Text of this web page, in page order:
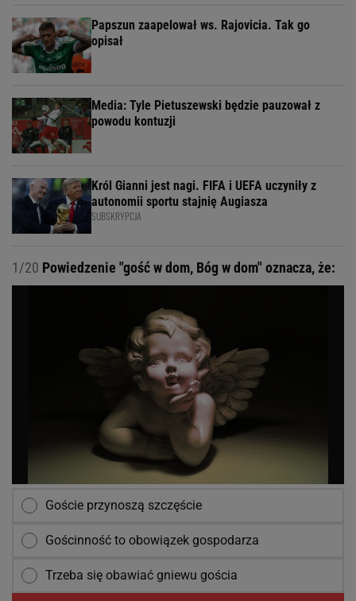
Papszun zaapelował ws. Rajovicia. Tak go
opisał
Media: Tyle Pietuszewski będzie pauzował z
powodu kontuzji
Król Gianni jest nagi. FIFA i UEFA uczyniły z
autonomii sportu stajnię Augiasza
SUBSKRYPCJA
1/20 Powiedzenie "gość w dom, Bóg w dom" oznacza, że:
Goście przynoszą szczęście
Gościnność to obowiązek gospodarza
Trzeba się obawiać gniewu gościa